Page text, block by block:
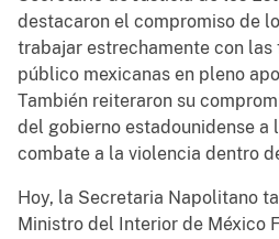
destacaron el compromiso de
trabajar estrechamente con las
público mexicanas en pleno
También reiteraron su
del gobierno estadounidense a
combate a la violencia dentro
Hoy, la Secretaria Napolitano
Ministro del Interior de México